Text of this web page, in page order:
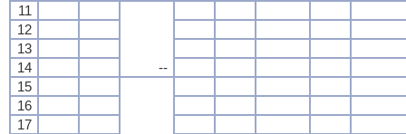
11
--
12
13
14
15
16
17